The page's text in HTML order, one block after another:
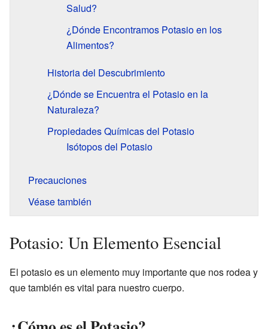
Salud?
¿Dónde Encontramos Potasio en los
Alimentos?
Historia del Descubrimiento
¿Dónde se Encuentra el Potasio en la
Naturaleza?
Propiedades Químicas del Potasio
Isótopos del Potasio
Precauciones
Véase también
Potasio: Un Elemento Esencial
El potasio es un elemento muy importante que nos rodea y
que también es vital para nuestro cuerpo.